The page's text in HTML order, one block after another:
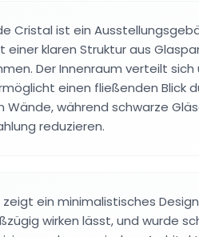
Cristal ist ein
klaren Struktur aus
Der Innenraum verteilt sich
einen fließenden Blick
Wände, während schwarze
reduzieren.
ein minimalistisches
wirken lässt, und wurde